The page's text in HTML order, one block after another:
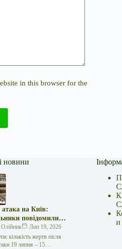
in this browser for the
новини
атака на Київ:
повідомили
Лип 19, 2026
кількість жертв після
19 липня – 15
и